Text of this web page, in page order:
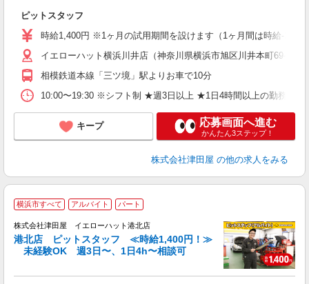
ピットスタッフ
時給1,400円 ※1ヶ月の試用期間を設けます（1ヶ月間は時給-100
イエローハット横浜川井店（神奈川県横浜市旭区川井本町69-1
相模鉄道本線「三ツ境」駅よりお車で10分
10:00〜19:30 ※シフト制 ★週3日以上 ★1日4時間以上の勤務で応
キープ 応募画面へ進む
かんたん3ステップ！
株式会社津田屋 の他の求人をみる
横浜市すべて アルバイト パート
株式会社津田屋 イエローハット港北店
港北店 ピットスタッフ ≪時給1,400円！≫
未経験OK 週3日〜、1日4h〜相談可